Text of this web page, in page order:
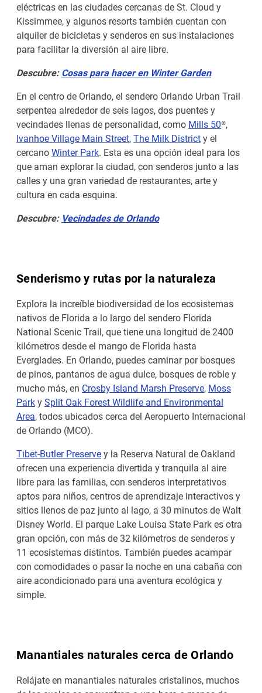
eléctricas en las ciudades cercanas de St. Cloud y
Kissimmee, y algunos resorts también cuentan con
alquiler de bicicletas y senderos en sus instalaciones
para facilitar la diversión al aire libre.
Descubre:Cosas para hacer en Winter Garden
En el centro de Orlando, el sendero Orlando Urban Trail
serpentea alrededor de seis lagos, dos puentes y
vecindades llenas de personalidad, como Mills 50®,
Ivanhoe Village Main Street,The Milk Districty el
cercanoWinter Park. Esta es una opción ideal para los
que aman explorar la ciudad, con senderos junto a las
calles y una gran variedad de restaurantes, arte y
cultura en cada esquina.
Descubre: Vecindades de Orlando
Senderismo y rutas por la naturaleza
Explora la increíble biodiversidad de los ecosistemas
nativos de Florida a lo largo del sendero Florida
National Scenic Trail, que tiene una longitud de 2400
kilómetros desde el mango de Florida hasta
Everglades. En Orlando, puedes caminar por bosques
de pinos, pantanos de agua dulce, bosques de roble y
mucho más, en Crosby Island Marsh Preserve, Moss
ParkySplit Oak Forest Wildlife and Environmental
Area, todos ubicados cerca del Aeropuerto Internacional
de Orlando (MCO).
Tibet-Butler Preservey la Reserva Natural de Oakland
ofrecen una experiencia divertida y tranquila al aire
libre para las familias, con senderos interpretativos
aptos para niños, centros de aprendizaje interactivos y
sitios llenos de paz junto al lago, a 30 minutos de Walt
Disney World. El parque Lake Louisa State Park es otra
gran opción, con más de 32 kilómetros de senderos y
11 ecosistemas distintos. También puedes acampar
con comodidades o pasar la noche en una cabaña con
aire acondicionado para una aventura ecológica y
simple.
Manantiales naturales cerca de Orlando
Relájate en manantiales naturales cristalinos, muchos